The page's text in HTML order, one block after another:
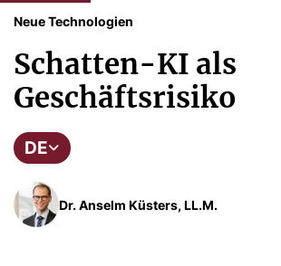
Neue Technologien
Schatten-KI als
Geschäftsrisiko
DE
Dr. Anselm Küsters, LL.M.